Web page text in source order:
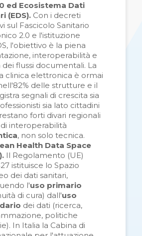
ed Ecosistema Dati
(EDS). Con i decreti
sul Fascicolo Sanitario
2.0 e l'istituzione
l'obiettivo è la piena
interoperabilità e
dei flussi documentali. La
clinica elettronica è ormai
delle strutture e il
segnali di crescita sia
sia lato cittadini
forti divari regionali
interoperabilità
, non solo tecnica.
Health Data Space
Il Regolamento (UE)
istituisce lo Spazio
dei dati sanitari,
l'uso primario
di cura) dall'uso
dei dati (ricerca,
politiche
In Italia la Cabina di